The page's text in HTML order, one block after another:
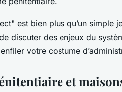
est bien plus qu’un simple
discuter des enjeux du
votre costume
et